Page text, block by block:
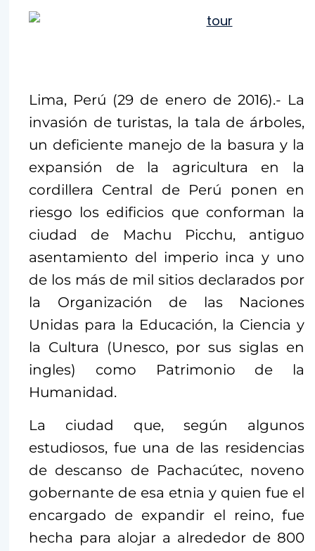
Lima, Perú (29 de enero de 2016).- La
invasión de turistas, la tala de árboles,
un deficiente manejo de la basura y la
expansión de la agricultura en la
cordillera Central de Perú ponen en
riesgo los edificios que conforman la
ciudad de Machu Picchu, antiguo
asentamiento del imperio inca y uno
de los más de mil sitios declarados por
la Organización de las Naciones
Unidas para la Educación, la Ciencia y
la Cultura (Unesco, por sus siglas en
ingles) como Patrimonio de la
Humanidad.
La ciudad que, según algunos
estudiosos, fue una de las residencias
de descanso de Pachacútec, noveno
gobernante de esa etnia y quien fue el
encargado de expandir el reino, fue
hecha para alojar a alrededor de 800